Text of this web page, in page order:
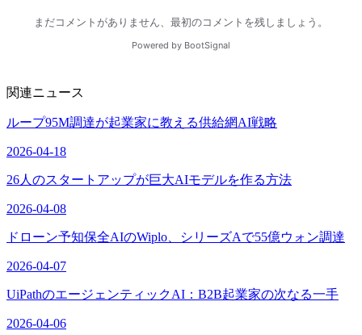
関連ニュース
ループ95M調達が起業家に教える供給網AI戦略
2026-04-18
26人のスタートアップが巨大AIモデルを作る方法
2026-04-08
ドローン予知保全AIのWiplo、シリーズAで55億ウォン調達
2026-04-07
UiPathのエージェンティックAI：B2B起業家の次なる一手
2026-04-06